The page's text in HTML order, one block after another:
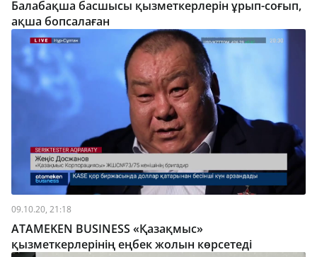
Балабақша басшысы қызметкерлерін ұрып-соғып,
ақша бопсалаған
09.10.20, 21:18
ATAMEKEN BUSINESS «Қазақмыс»
қызметкерлерінің еңбек жолын көрсетеді